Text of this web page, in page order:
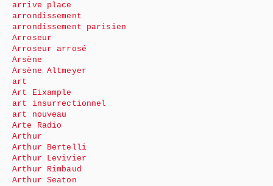
arrive place
arrondissement
arrondissement parisien
Arroseur
Arroseur arrosé
Arsène
Arsène Altmeyer
art
Art Eixample
art insurrectionnel
art nouveau
Arte Radio
Arthur
Arthur Bertelli
Arthur Levivier
Arthur Rimbaud
Arthur Seaton